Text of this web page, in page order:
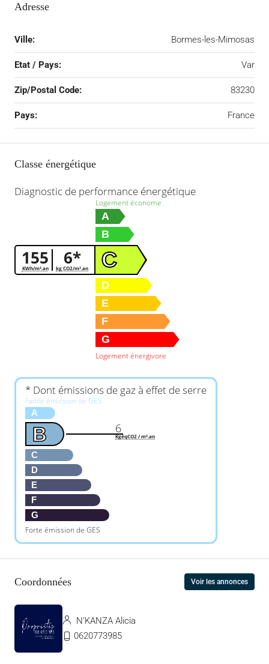
Adresse
Ville: Bormes-les-Mimosas
Etat / Pays: Var
Zip/Postal Code: 83230
Pays: France
Classe énergétique
Diagnostic de performance énergétique
155
KWh/m².an 6*
kg CO2/m².an
Logement économe
A
B
C
D
E
F
G
Logement énergivore
* Dont émissions de gaz à effet de serre
Faible émission de GES
A
B
C
D
E
F
G
Forte émission de GES
6
KgéqCO2 / m².an
Coordonnées Voir les annonces
N’KANZA Alicia
0620773985